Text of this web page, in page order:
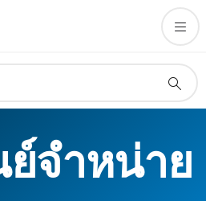
จำหน่าย